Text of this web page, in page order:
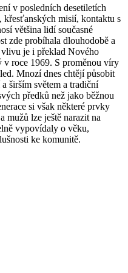
v posledních desetiletích
misií, kontaktu s
většina lidí současné
zde probíhala dlouhodobě a
je i překlad Nového
v roce 1969. S proměnou víry
Mnozí dnes chtějí působit
širším světem a tradiční
předků než jako běžnou
si však některé prvky
mužů lze ještě narazit na
vypovídaly o věku,
ke komunitě.